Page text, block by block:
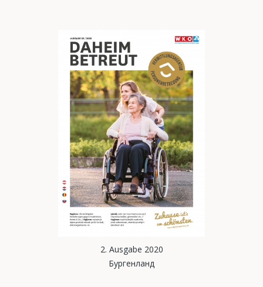
2. Ausgabe 2020
Бургенланд